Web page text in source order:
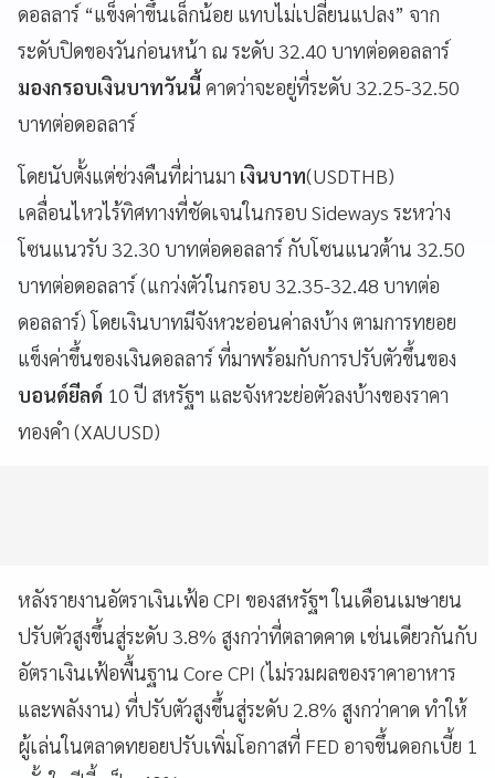
ดอลลาร์ “แข็งค่าขึ้นเล็กน้อย แทบไม่เปลี่ยนแปลง” จาก
ระดับปิดของวันก่อนหน้า ณ ระดับ 32.40 บาทต่อดอลลาร์
มองกรอบเงินบาทวันนี้ คาดว่าจะอยู่ที่ระดับ 32.25-32.50
บาทต่อดอลลาร์
โดยนับตั้งแต่ช่วงคืนที่ผ่านมา เงินบาท(USDTHB)
เคลื่อนไหวไร้ทิศทางที่ชัดเจนในกรอบ Sideways ระหว่าง
โซนแนวรับ 32.30 บาทต่อดอลลาร์ กับโซนแนวต้าน 32.50
บาทต่อดอลลาร์ (แกว่งตัวในกรอบ 32.35-32.48 บาทต่อ
ดอลลาร์) โดยเงินบาทมีจังหวะอ่อนค่าลงบ้าง ตามการทยอย
แข็งค่าขึ้นของเงินดอลลาร์ ที่มาพร้อมกับการปรับตัวขึ้นของ
บอนด์ยีลด์ 10 ปี สหรัฐฯ และจังหวะย่อตัวลงบ้างของราคา
ทองคำ (XAUUSD)
หลังรายงานอัตราเงินเฟ้อ CPI ของสหรัฐฯ ในเดือนเมษายน
ปรับตัวสูงขึ้นสู่ระดับ 3.8% สูงกว่าที่ตลาดคาด เช่นเดียวกันกับ
อัตราเงินเฟ้อพื้นฐาน Core CPI (ไม่รวมผลของราคาอาหาร
และพลังงาน) ที่ปรับตัวสูงขึ้นสู่ระดับ 2.8% สูงกว่าคาด ทำให้
ผู้เล่นในตลาดทยอยปรับเพิ่มโอกาสที่ FED อาจขึ้นดอกเบี้ย 1